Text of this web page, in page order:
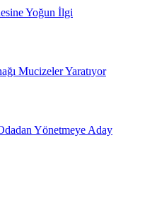
Yoğun İlgi
Mucizeler Yaratıyor
Yönetmeye Aday